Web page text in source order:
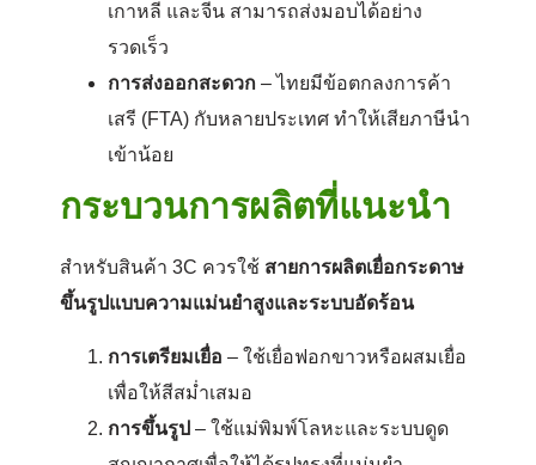
เกาหลี และจีน สามารถส่งมอบได้อย่าง
รวดเร็ว
การส่งออกสะดวก – ไทยมีข้อตกลงการค้า
เสรี (FTA) กับหลายประเทศ ทำให้เสียภาษีนำ
เข้าน้อย
กระบวนการผลิตที่แนะนำ
สำหรับสินค้า 3C ควรใช้ สายการผลิตเยื่อกระดาษ
ขึ้นรูปแบบความแม่นยำสูงและระบบอัดร้อน
การเตรียมเยื่อ – ใช้เยื่อฟอกขาวหรือผสมเยื่อ
เพื่อให้สีสม่ำเสมอ
การขึ้นรูป – ใช้แม่พิมพ์โลหะและระบบดูด